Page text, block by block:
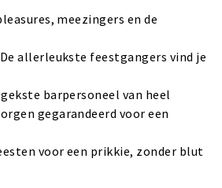
meezingers en de
allerleukste feestgangers vind je
barpersoneel van heel
gegarandeerd voor een
voor een prikkie, zonder blut